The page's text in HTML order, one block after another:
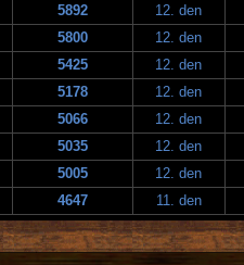
5892
12. den
5800
12. den
5425
12. den
5178
12. den
5066
12. den
5035
12. den
5005
12. den
4647 11. den